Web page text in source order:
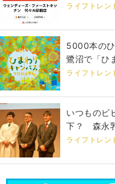
ライフトレン
5000本のひ
鷺沼で「ひ
ライフトレン
いつものビ
下？ 森永
ライフトレン